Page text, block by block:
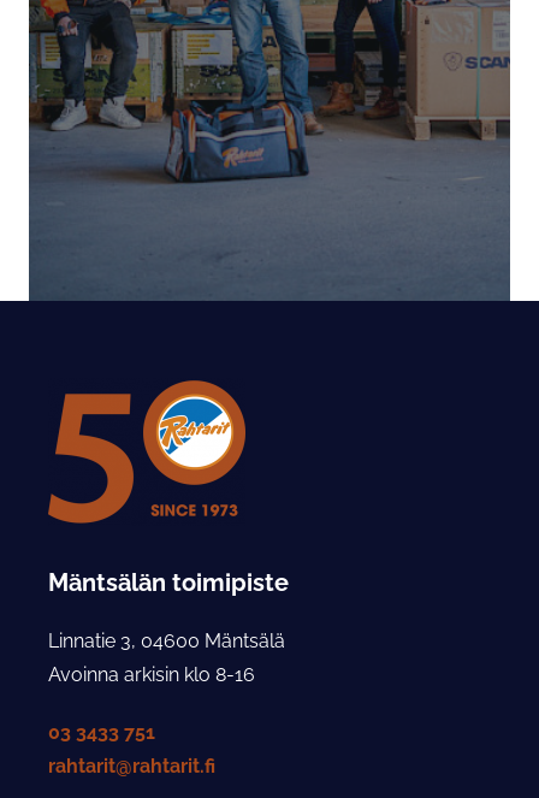
Mäntsälän toimipiste
Linnatie 3, 04600 Mäntsälä
Avoinna arkisin klo 8-16
03 3433 751
rahtarit@rahtarit.fi